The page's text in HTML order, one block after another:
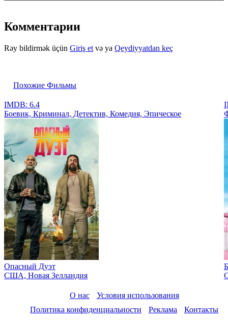
Комментарии
Rəy bildirmək üçün Giriş et və ya Qeydiyyatdan keç
Похожие Фильмы
IMDB: 6.4
Боевик, Криминал, Детектив, Комедия, Эпическое
Опасный Дуэт
США, Новая Зелландия
О нас
Условия использования
Политика конфиденциальности
Реклама Контакты